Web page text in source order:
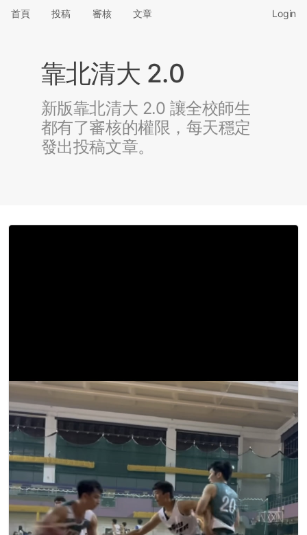
首頁 投稿 審核 文章 Login
靠北清大 2.0
新版靠北清大 2.0 讓全校師生
都有了審核的權限，每天穩定
發出投稿文章。